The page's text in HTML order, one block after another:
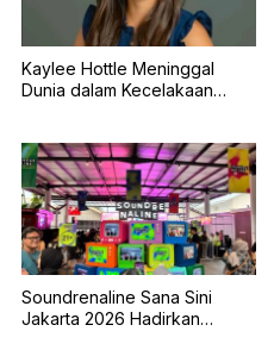
Kaylee Hottle Meninggal
Dunia dalam Kecelakaan
Soundrenaline Sana Sini
Jakarta 2026 Hadirkan